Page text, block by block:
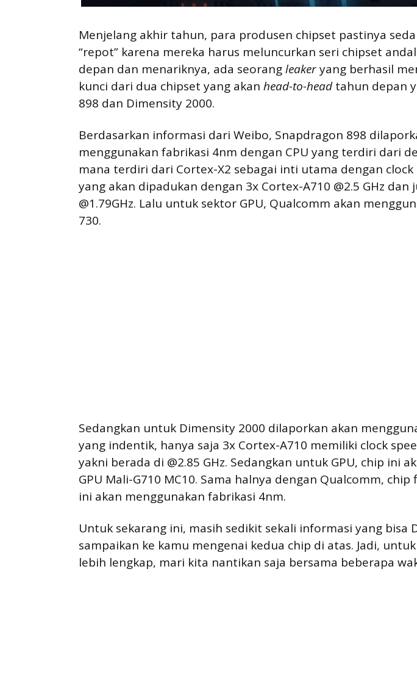
Menjelang akhir tahun, para produsen chipset pastinya
“repot” karena mereka harus meluncurkan seri chipset
depan dan menariknya, ada seorangleakeryang berhasil
kunci dari dua chipset yang akan head-to-headtahun depan
898 dan Dimensity 2000.
Berdasarkan informasi dari Weibo, Snapdragon 898
menggunakan fabrikasi 4nm dengan CPU yang terdiri dari
mana terdiri dari Cortex-X2 sebagai inti utama dengan clock
yang akan dipadukan dengan 3x Cortex-A710 @2.5 GHz dan
@1.79GHz. Lalu untuk sektor GPU, Qualcomm akan
730.
Sedangkan untuk Dimensity 2000 dilaporkan akan
yang indentik, hanya saja 3x Cortex-A710 memiliki clock
yakni berada di @2.85 GHz. Sedangkan untuk GPU, chip ini
GPU Mali-G710 MC10. Sama halnya dengan Qualcomm,
ini akan menggunakan fabrikasi 4nm.
Untuk sekarang ini, masih sedikit sekali informasi yang bisa
sampaikan ke kamu mengenai kedua chip di atas. Jadi,
lebih lengkap, mari kita nantikan saja bersama beberapa